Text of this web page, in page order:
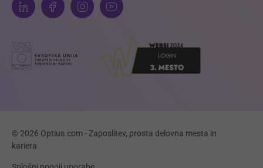
© 2026 Optius.com - Zaposlitev, prosta delovna mesta in
kariera